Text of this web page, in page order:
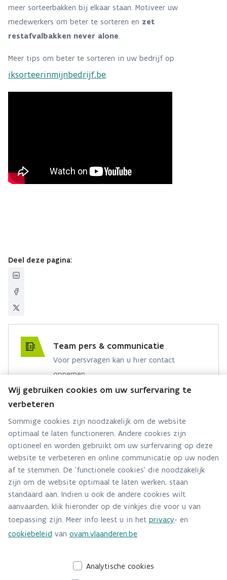
meer sorteerbakken bij elkaar staan. Motiveer uw
medewerkers om beter te sorteren en zet
restafvalbakken never alone
Meer tips om beter te sorteren in uw bedrijf op
iksorteerinmijnbedrijf.be
Deel deze pagina:
Team pers & communicatie
Voor persvragen kan u hier contact
opnemen.
Hebt u een persvraag? Stel ze hier:
Via contact formulier
Alle contactgegevens
Adres
Stationsstraat 110
2800 Mechelen
Route en bereikbaarheid
Telefoon
015284140
Wij gebruiken cookies om uw surfervaring te
verbeteren
Sommige cookies zijn noodzakelijk om de website
optimaal te laten functioneren. Andere cookies zijn
optioneel en worden gebruikt om uw surfervaring op deze
website te verbeteren en online communicatie op uw noden
af te stemmen. De 'functionele cookies' die noodzakelijk
zijn om de website optimaal te laten werken, staan
standaard aan. Indien u ook de andere cookies wilt
aanvaarden, klik hieronder op de vinkjes die voor u van
toepassing zijn. Meer info leest u in het privacy- en
cookiebeleid van ovam.vlaanderen.be
Analytische cookies